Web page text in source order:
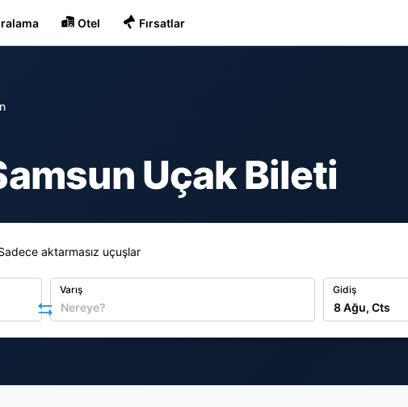
Otel Fırsatlar
Uçak Bileti
aktarmasız uçuşlar
Varış Gidiş
8 Ağu, Cts